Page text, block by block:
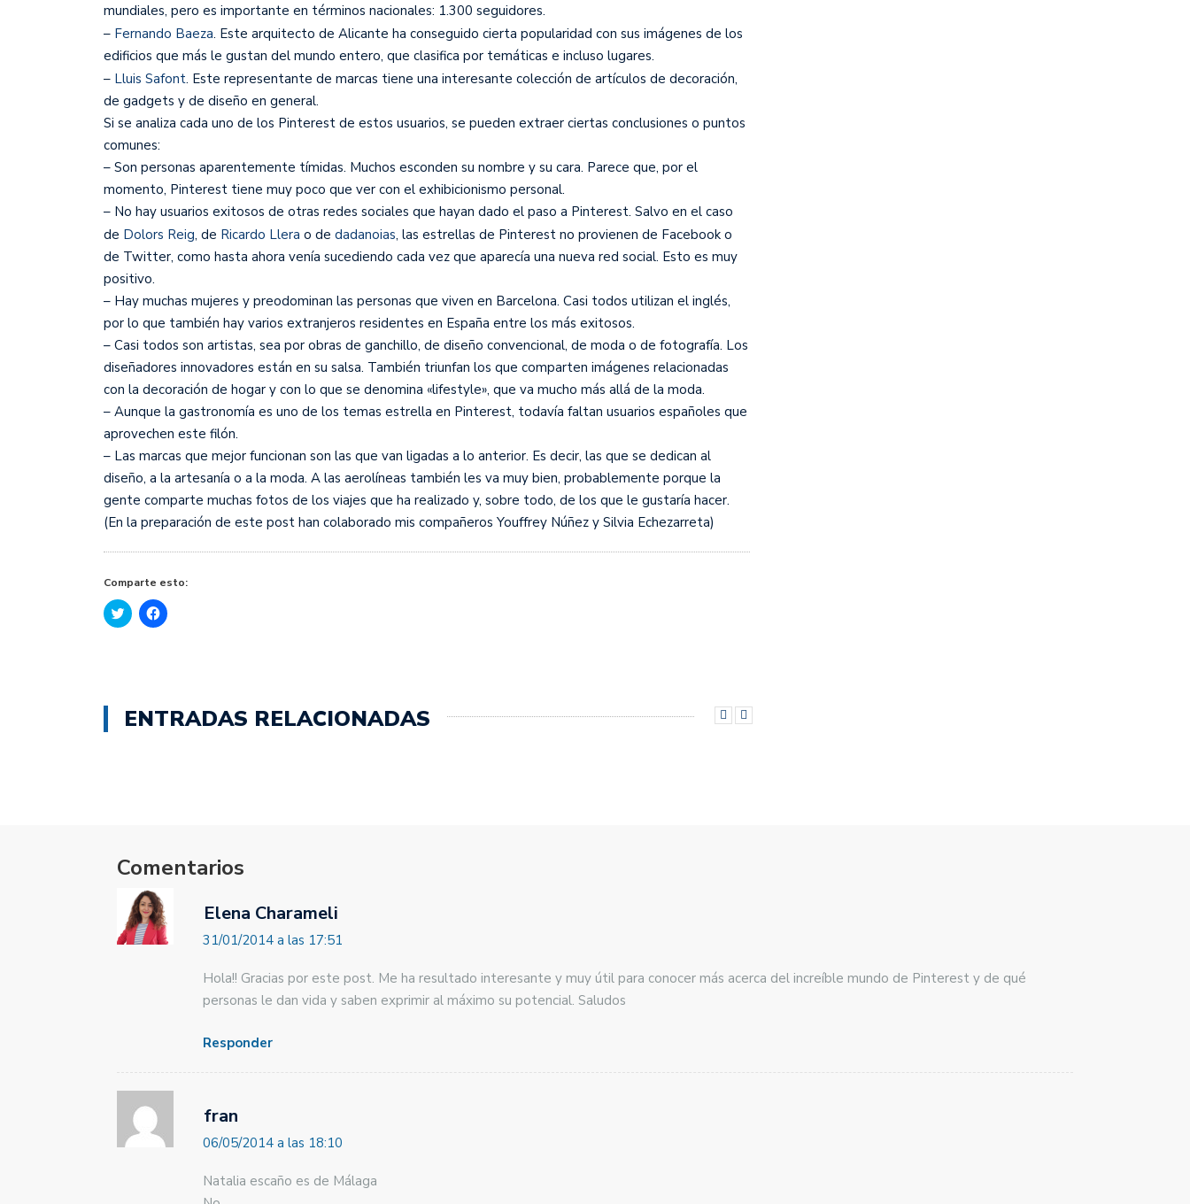
mundiales, pero es importante en términos nacionales: 1.300 seguidores.
– Fernando Baeza. Este arquitecto de Alicante ha conseguido cierta popularidad con sus imágenes de los
edificios que más le gustan del mundo entero, que clasifica por temáticas e incluso lugares.
– Lluis Safont. Este representante de marcas tiene una interesante colección de artículos de decoración,
de gadgets y de diseño en general.
Si se analiza cada uno de los Pinterest de estos usuarios, se pueden extraer ciertas conclusiones o puntos
comunes:
– Son personas aparentemente tímidas. Muchos esconden su nombre y su cara. Parece que, por el
momento, Pinterest tiene muy poco que ver con el exhibicionismo personal.
– No hay usuarios exitosos de otras redes sociales que hayan dado el paso a Pinterest. Salvo en el caso
de Dolors Reig, de Ricardo Llera o de dadanoias, las estrellas de Pinterest no provienen de Facebook o
de Twitter, como hasta ahora venía sucediendo cada vez que aparecía una nueva red social. Esto es muy
positivo.
– Hay muchas mujeres y preodominan las personas que viven en Barcelona. Casi todos utilizan el inglés,
por lo que también hay varios extranjeros residentes en España entre los más exitosos.
– Casi todos son artistas, sea por obras de ganchillo, de diseño convencional, de moda o de fotografía. Los
diseñadores innovadores están en su salsa. También triunfan los que comparten imágenes relacionadas
con la decoración de hogar y con lo que se denomina «lifestyle», que va mucho más allá de la moda.
– Aunque la gastronomía es uno de los temas estrella en Pinterest, todavía faltan usuarios españoles que
aprovechen este filón.
– Las marcas que mejor funcionan son las que van ligadas a lo anterior. Es decir, las que se dedican al
diseño, a la artesanía o a la moda. A las aerolíneas también les va muy bien, probablemente porque la
gente comparte muchas fotos de los viajes que ha realizado y, sobre todo, de los que le gustaría hacer.
(En la preparación de este post han colaborado mis compañeros Youffrey Núñez y Silvia Echezarreta)
Comparte esto:
Haz
clic
una
ventana
Haz
clic
una
ventana
ENTRADAS RELACIONADAS
Comentarios
Elena Charameli
31/01/2014 a las 17:51
Hola!! Gracias por este post. Me ha resultado interesante y muy útil para conocer más acerca del increíble mundo de Pinterest y de qué
personas le dan vida y saben exprimir al máximo su potencial. Saludos
Responder
fran
06/05/2014 a las 18:10
Natalia escaño es de Málaga